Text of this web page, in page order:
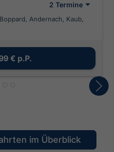
2 Termine
Andernach, Kaub,
€ p.P.
im Überblick